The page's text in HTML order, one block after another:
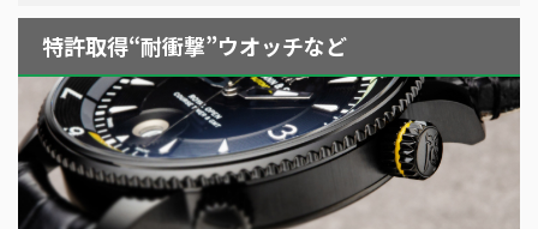
特許取得“耐衝撃”ウオッチなど